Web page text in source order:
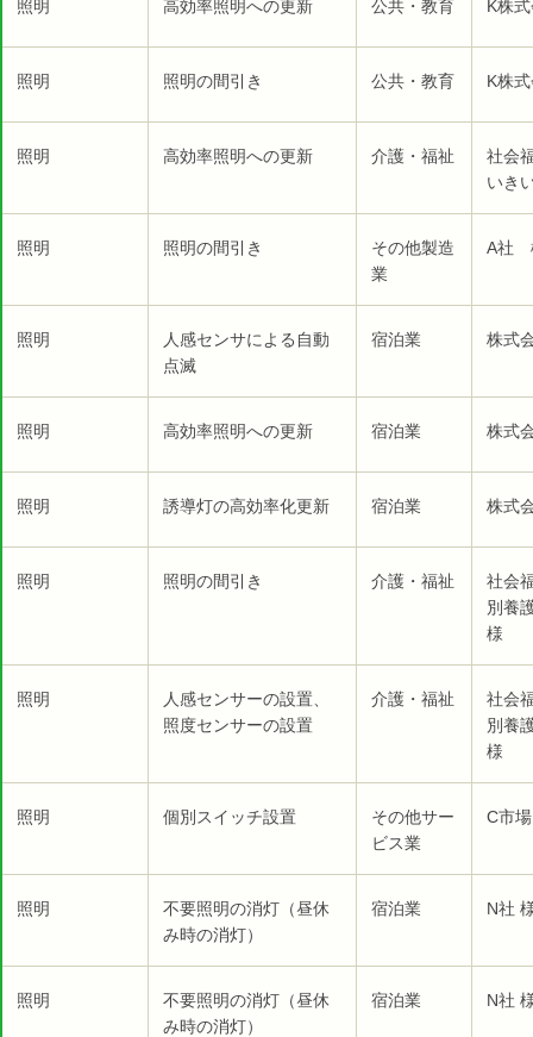
照明 高効率照明への更新 公共・教育 K株
照明 照明の間引き 公共・教育 K株
照明 高効率照明への更新 介護・福祉
社会
いき
照明 照明の間引き
その他製造
業
A社
照明
人感センサによる自動
点滅
宿泊業 株式
照明 高効率照明への更新 宿泊業 株式
照明 誘導灯の高効率化更新 宿泊業 株式
照明 照明の間引き 介護・福祉
社会
別養
様
照明
人感センサーの設置、
照度センサーの設置
介護・福祉
社会
別養
様
照明 個別スイッチ設置
その他サー
ビス業
C市
照明
不要照明の消灯（昼休
み時の消灯）
宿泊業 N社
照明
不要照明の消灯（昼休
み時の消灯）
宿泊業 N社